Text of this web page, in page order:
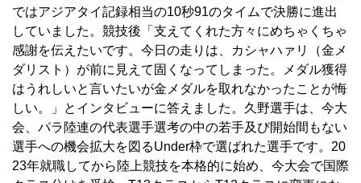
ではアジアタイ記録相当の10秒91のタイムで決勝に進出
していました。競技後「支えてくれた方々にめちゃくちゃ
感謝を伝えたいです。今日の走りは、カシャハァリ（金メ
ダリスト）が前に見えて固くなってしまった。メダル獲得
はうれしいと言いたいが金メダルを取れなかったことが悔
しい。」とインタビューに答えました。久野選手は、今大
会、パラ陸連の代表選手選考の中の若手及び開始間もない
選手への機会拡大を図るUnder枠で選ばれた選手です。20
23年就職してから陸上競技を本格的に始め、今大会で国際